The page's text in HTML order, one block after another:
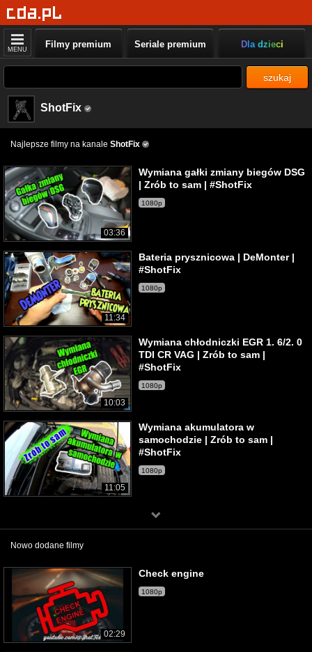
MENU Filmy premium Seriale premium Dla dzieci
szukaj
ShotFix
Najlepsze filmy na kanale ShotFix
03:36
Wymiana gałki zmiany biegów DSG
| Zrób to sam | #ShotFix
1080p
11:34
Bateria prysznicowa | DeMonter |
#ShotFix
1080p
10:03
Wymiana chłodniczki EGR 1. 6/2. 0
TDI CR VAG | Zrób to sam |
#ShotFix
1080p
11:05
Wymiana akumulatora w
samochodzie | Zrób to sam |
#ShotFix
1080p
Nowo dodane filmy
02:29
Check engine
1080p